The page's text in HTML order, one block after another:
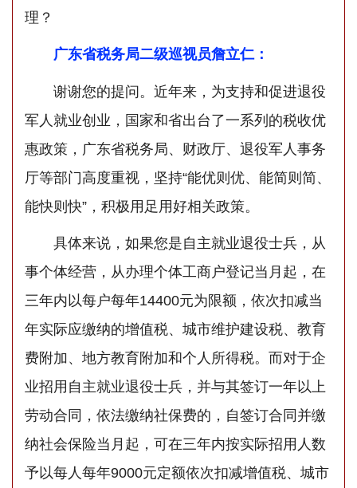
理？
广东省税务局二级巡视员詹立仁：
谢谢您的提问。近年来，为支持和促进退役
军人就业创业，国家和省出台了一系列的税收优
惠政策，广东省税务局、财政厅、退役军人事务
厅等部门高度重视，坚持“能优则优、能简则简、
能快则快”，积极用足用好相关政策。
具体来说，如果您是自主就业退役士兵，从
事个体经营，从办理个体工商户登记当月起，在
三年内以每户每年14400元为限额，依次扣减当
年实际应缴纳的增值税、城市维护建设税、教育
费附加、地方教育附加和个人所得税。而对于企
业招用自主就业退役士兵，并与其签订一年以上
劳动合同，依法缴纳社保费的，自签订合同并缴
纳社会保险当月起，可在三年内按实际招用人数
予以每人每年9000元定额依次扣减增值税、城市